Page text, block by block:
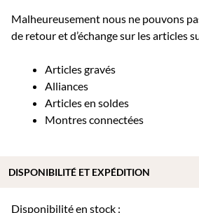
Malheureusement nous ne pouvons
de retour et d’échange sur les articles
Articles gravés
Alliances
Articles en soldes
Montres connectées
Disponibilité en stock :
DISPONIBILITÉ ET EXPÉDITION